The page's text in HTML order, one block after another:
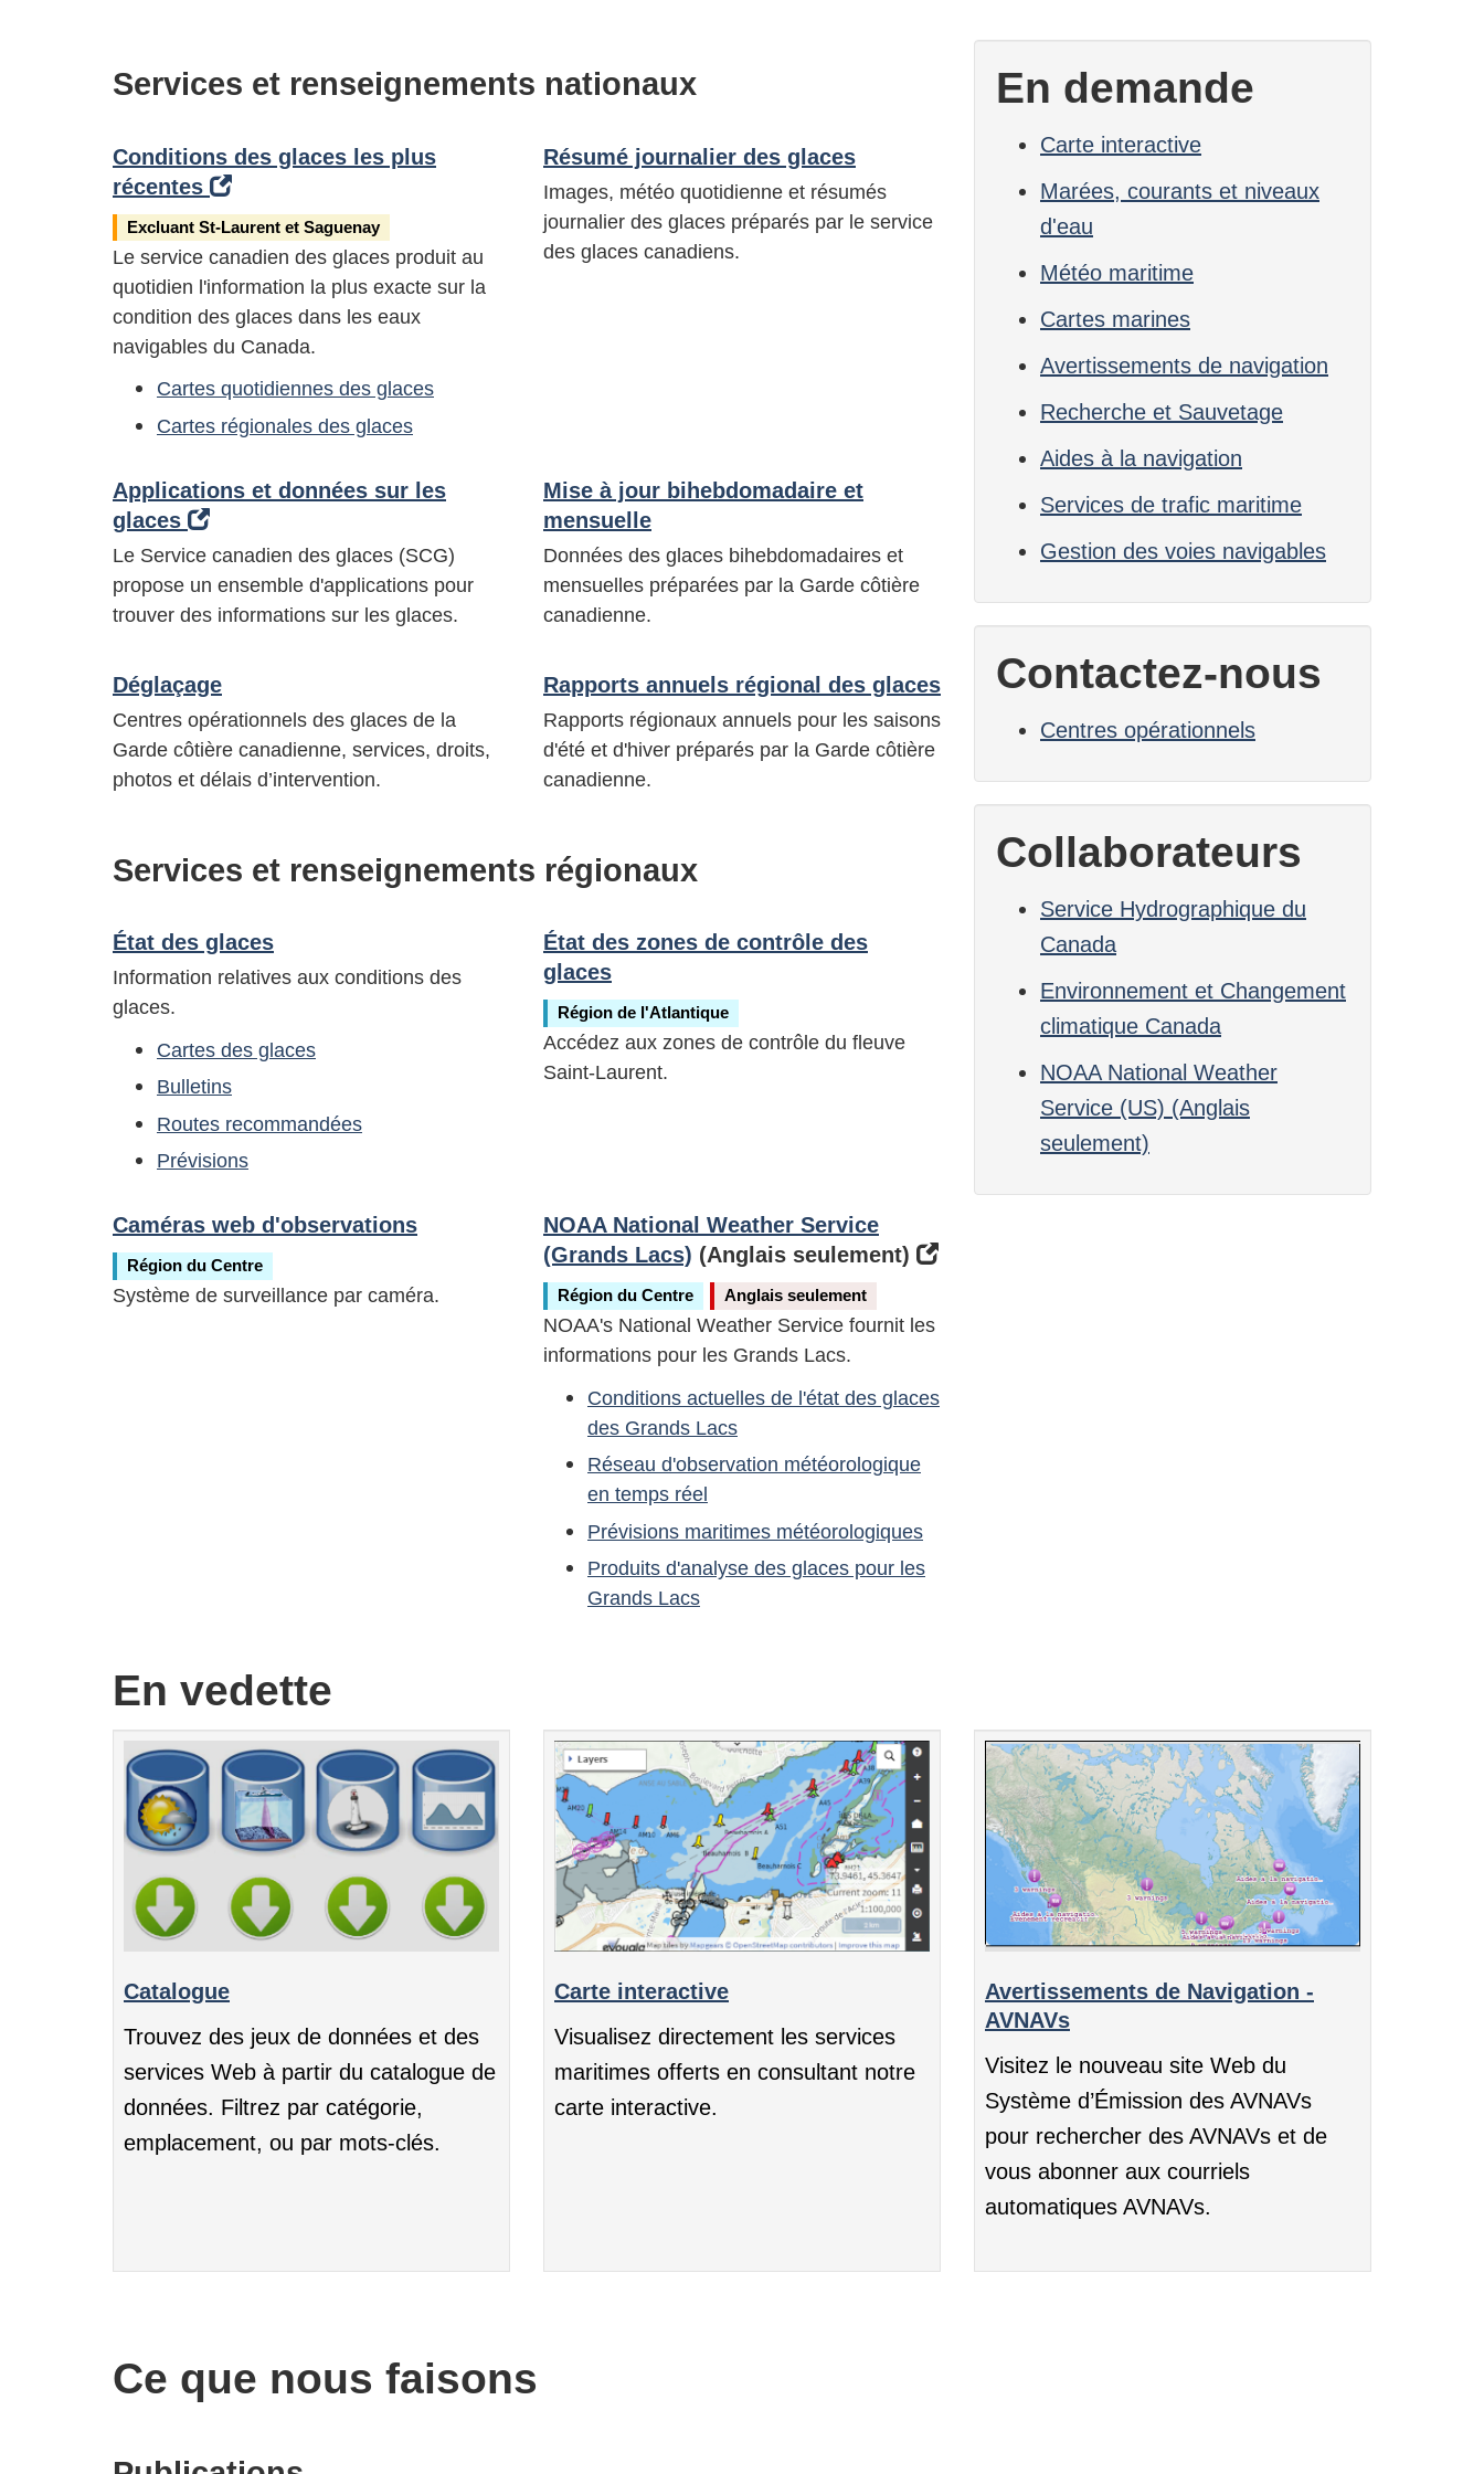
En demande
Carte interactive
Marées, courants et niveaux
d'eau
Météo maritime
Cartes marines
Avertissements de navigation
Recherche et Sauvetage
Aides à la navigation
Services de trafic maritime
Gestion des voies navigables
Contactez-nous
Centres opérationnels
Services et renseignements nationaux
Conditions des glaces les plus
récentes
Excluant St-Laurent et Saguenay
Le service canadien des glaces produit au
quotidien l'information la plus exacte sur la
condition des glaces dans les eaux
navigables du Canada.
Cartes quotidiennes des glaces
Cartes régionales des glaces
Résumé journalier des glaces
Images, météo quotidienne et résumés
journalier des glaces préparés par le service
des glaces canadiens.
Applications et données sur les
glaces
Le Service canadien des glaces (SCG)
propose un ensemble d'applications pour
trouver des informations sur les glaces.
Mise à jour bihebdomadaire et
mensuelle
Données des glaces bihebdomadaires et
mensuelles préparées par la Garde côtière
canadienne.
Déglaçage
Centres opérationnels des glaces de la
Garde côtière canadienne, services, droits,
photos et délais d’intervention.
Rapports annuels régional des glaces
Rapports régionaux annuels pour les saisons
d'été et d'hiver préparés par la Garde côtière
canadienne.
Services et renseignements régionaux
État des glaces
Information relatives aux conditions des
glaces.
Cartes des glaces
Bulletins
Routes recommandées
Prévisions
État des zones de contrôle des
glaces
Région de l'Atlantique
Accédez aux zones de contrôle du fleuve
Saint-Laurent.
Caméras web d'observations
Région du Centre
Système de surveillance par caméra.
NOAA National Weather Service
(Grands Lacs) (Anglais seulement)
Région du Centre Anglais seulement
NOAA's National Weather Service fournit les
informations pour les Grands Lacs.
Conditions actuelles de l'état des glaces
des Grands Lacs
Réseau d'observation météorologique
en temps réel
Prévisions maritimes météorologiques
Produits d'analyse des glaces pour les
Grands Lacs
Collaborateurs
Service Hydrographique du
Canada
Environnement et Changement
climatique Canada
NOAA National Weather
Service (US) (Anglais
seulement)
En vedette
Catalogue
Trouvez des jeux de données et des
services Web à partir du catalogue de
données. Filtrez par catégorie,
emplacement, ou par mots-clés.
Carte interactive
Visualisez directement les services
maritimes offerts en consultant notre
carte interactive.
Avertissements de Navigation -
AVNAVs
Visitez le nouveau site Web du
Système d’Émission des AVNAVs
pour rechercher des AVNAVs et de
vous abonner aux courriels
automatiques AVNAVs.
Ce que nous faisons